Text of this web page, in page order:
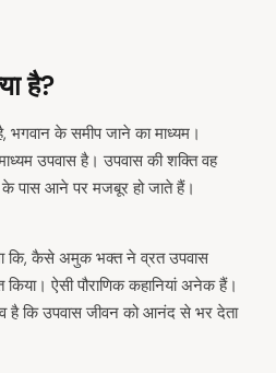
है?
भगवान के समीप जाने का माध्यम।
उपवास है। उपवास की शक्ति वह
पास आने पर मजबूर हो जाते हैं।
कि, कैसे अमुक भक्त ने व्रत उपवास
किया। ऐसी पौराणिक कहानियां अनेक हैं।
है कि उपवास जीवन को आनंद से भर देता